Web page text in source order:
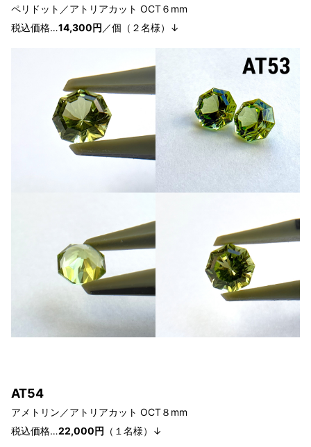
ペリドット／アトリアカット OCT６ mm
税込価格…14,300円 ／個（２名様）↓
AT54
アメトリン／アトリアカット OCT８ mm
税込価格…22,000円 （１ 名様）↓